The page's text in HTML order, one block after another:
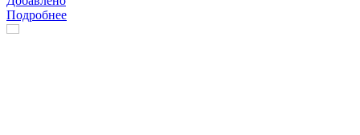
Подробнее